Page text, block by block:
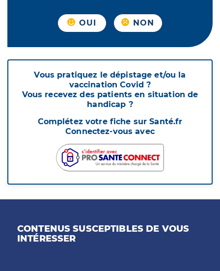
OUI NON
Vous pratiquez le dépistage et/ou la
vaccination Covid ?
Vous recevez des patients en situation de
handicap ?
Complétez votre fiche sur Santé.fr
Connectez-vous avec
CONTENUS SUSCEPTIBLES DE VOUS
INTÉRESSER